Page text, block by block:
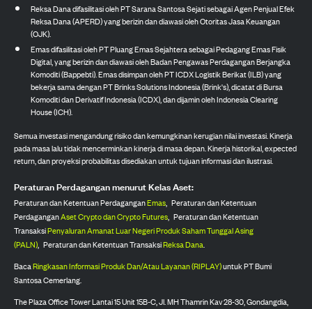
Reksa Dana difasilitasi oleh PT Sarana Santosa Sejati sebagai Agen Penjual Efek
Reksa Dana (APERD) yang berizin dan diawasi oleh Otoritas Jasa Keuangan
(OJK).
Emas difasilitasi oleh PT Pluang Emas Sejahtera sebagai Pedagang Emas Fisik
Digital, yang berizin dan diawasi oleh Badan Pengawas Perdagangan Berjangka
Komoditi (Bappebti). Emas disimpan oleh PT ICDX Logistik Berikat (ILB) yang
bekerja sama dengan PT Brinks Solutions Indonesia (Brink's), dicatat di Bursa
Komoditi dan Derivatif Indonesia (ICDX), dan dijamin oleh Indonesia Clearing
House (ICH).
Semua investasi mengandung risiko dan kemungkinan kerugian nilai investasi. Kinerja
pada masa lalu tidak mencerminkan kinerja di masa depan. Kinerja historikal, expected
return, dan proyeksi probabilitas disediakan untuk tujuan informasi dan ilustrasi.
Peraturan Perdagangan menurut Kelas Aset:
Peraturan dan Ketentuan PerdaganganEmas, Peraturan dan Ketentuan
PerdaganganAset Crypto dan Crypto Futures, Peraturan dan Ketentuan
TransaksiPenyaluran Amanat Luar Negeri Produk Saham Tunggal Asing
(PALN), Peraturan dan Ketentuan TransaksiReksa Dana.
BacaRingkasan Informasi Produk Dan/Atau Layanan (RIPLAY)untuk PT Bumi
Santosa Cemerlang.
The Plaza Office Tower Lantai 15 Unit 15B-C, Jl. MH Thamrin Kav 28-30, Gondangdia,